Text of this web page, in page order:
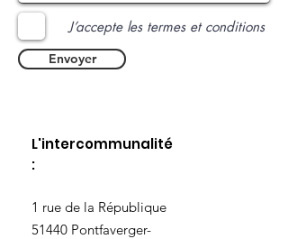
J’accepte les termes et conditions
Envoyer
L'intercommunalité
:
​1 rue de la République
51440 Pontfaverger-